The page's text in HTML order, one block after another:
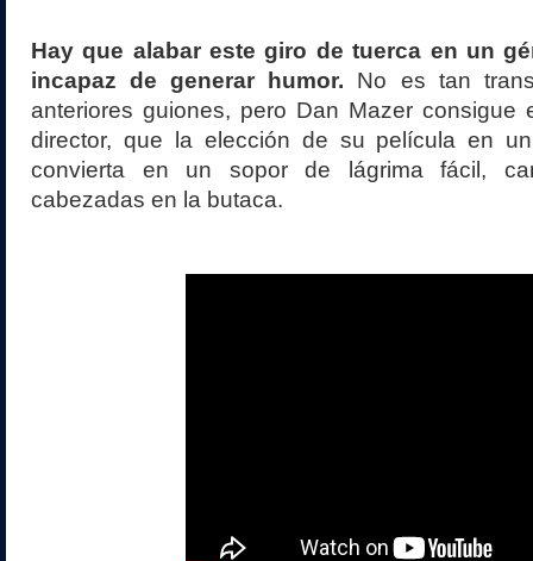
Hay que alabar este giro de tuerca en un
incapaz de generar humor. No es tan
anteriores guiones, pero Dan Mazer consigue
director, que la elección de su película en
convierta en un sopor de lágrima fácil,
cabezadas en la butaca.